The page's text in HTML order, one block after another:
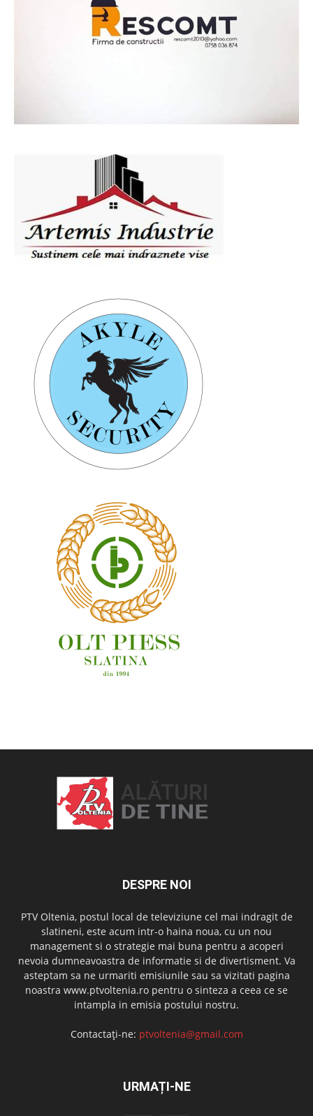
DESPRE NOI
PTV Oltenia, postul local de televiziune cel mai indragit de
slatineni, este acum intr-o haina noua, cu un nou
management si o strategie mai buna pentru a acoperi
nevoia dumneavoastra de informatie si de divertisment. Va
asteptam sa ne urmariti emisiunile sau sa vizitati pagina
noastra www.ptvoltenia.ro pentru o sinteza a ceea ce se
intampla in emisia postului nostru.
Contactați-ne: ptvoltenia@gmail.com
URMAȚI-NE